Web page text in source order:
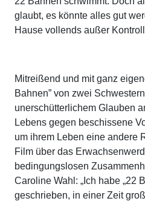
glaubt, es könnte alles gut
Hause vollends außer
Mitreißend und mit ganz
Bahnen” von zwei
unerschütterlichem Glauben
Lebens gegen beschissene
um ihrem Leben eine andere
Film über das
bedingungslosen
Caroline Wahl: „Ich habe „22
geschrieben, in einer Zeit